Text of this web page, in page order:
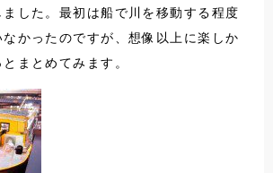
ました。最初は船で川を移動する程度
かったのですが、想像以上に楽しか
まとめてみます。